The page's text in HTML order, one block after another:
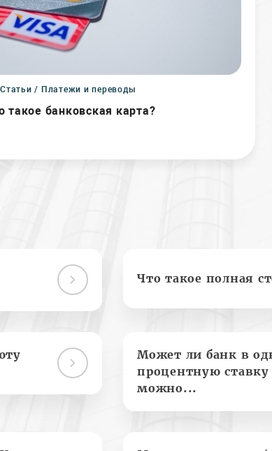
Статьи / Платежи и переводы
такое банковская карта?
Что такое полная
Может ли банк в
процентную
можно...